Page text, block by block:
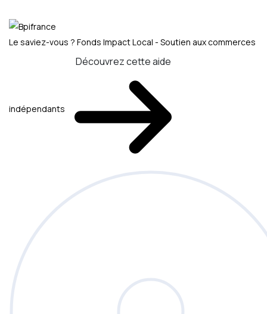
Le saviez-vous ? Fonds Impact Local - Soutien aux commerces
indépendants
Découvrez cette aide